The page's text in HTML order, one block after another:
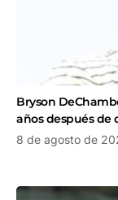
Bryson
años después de
8 de agosto de